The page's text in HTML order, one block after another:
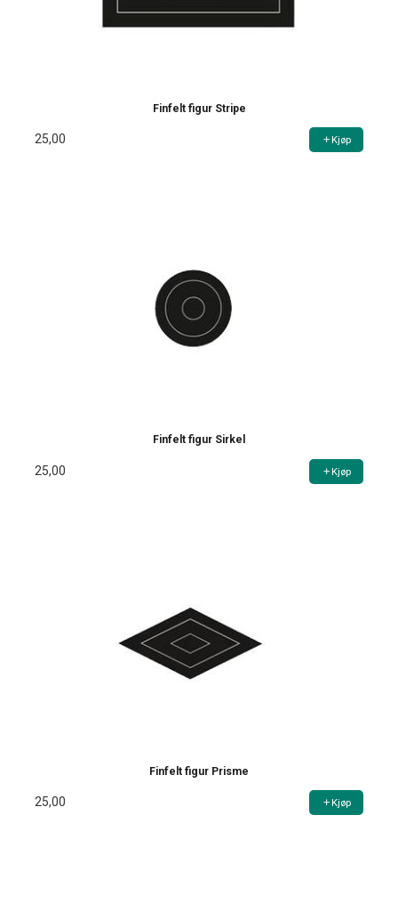
Finfelt figur Stripe
25,00 Kjøp
Finfelt figur Sirkel
25,00 Kjøp
Finfelt figur Prisme
25,00 Kjøp